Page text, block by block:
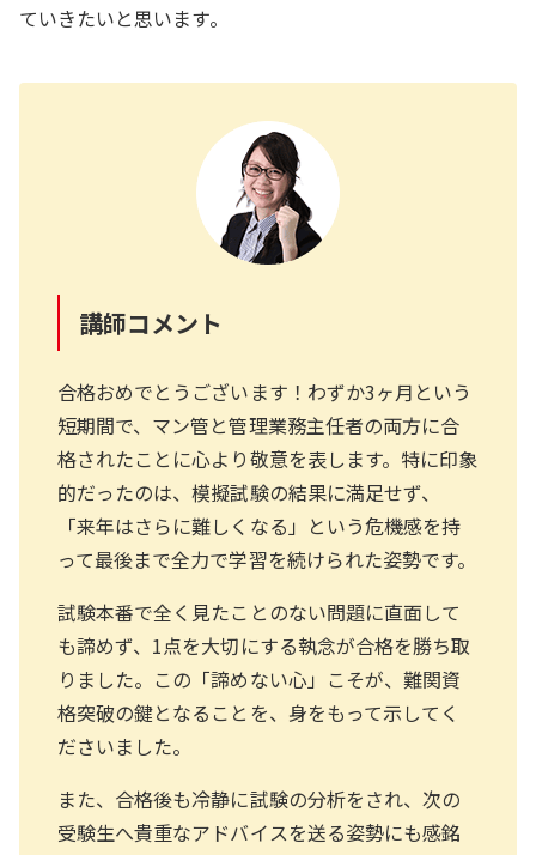
ていきたいと思います。
講師コメント
合格おめでとうございます！わずか3ヶ月という
短期間で、マン管と管理業務主任者の両方に合
格されたことに心より敬意を表します。特に印象
的だったのは、模擬試験の結果に満足せず、
「来年はさらに難しくなる」という危機感を持
って最後まで全力で学習を続けられた姿勢です。
試験本番で全く見たことのない問題に直面して
も諦めず、1点を大切にする執念が合格を勝ち取
りました。この「諦めない心」こそが、難関資
格突破の鍵となることを、身をもって示してく
ださいました。
また、合格後も冷静に試験の分析をされ、次の
受験生へ貴重なアドバイスを送る姿勢にも感銘